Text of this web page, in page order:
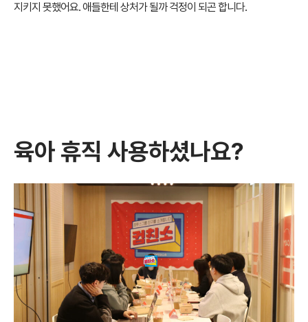
지키지 못했어요. 애들한테 상처가 될까 걱정이 되곤 합니다.
육아 휴직 사용하셨나요?